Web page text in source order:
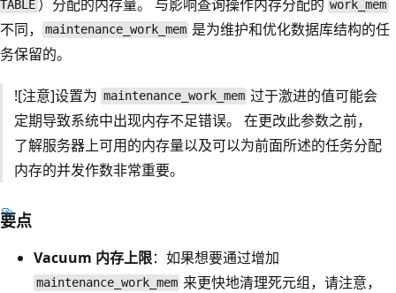
TABLE ）分配的内存量。 与影响查询操作内存分配的 work_mem
不同， maintenance_work_mem 是为维护和优化数据库结构的任
务保留的。
![注意]设置为 maintenance_work_mem 过于激进的值可能会
定期导致系统中出现内存不足错误。 在更改此参数之前，
了解服务器上可用的内存量以及可以为前面所述的任务分配
内存的并发作数非常重要。
要点
Vacuum 内存上限：如果想要通过增加
maintenance_work_mem 来更快地清理死元组，请注意，